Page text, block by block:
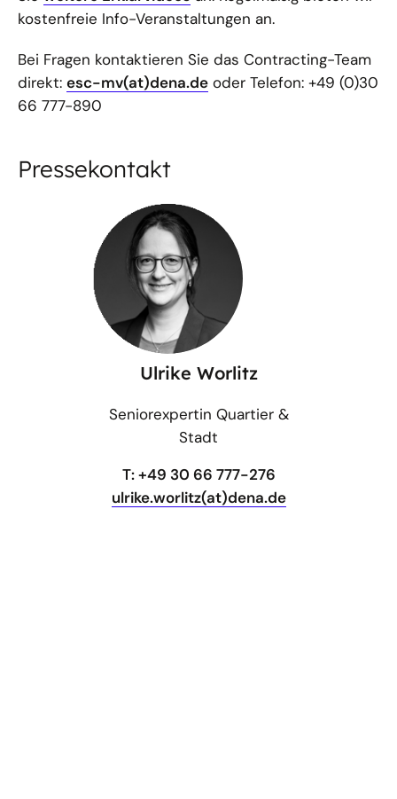
kostenfreie Info-Veranstaltungen an.
Bei Fragen kontaktieren Sie das Contracting-Team
direkt: esc-mv(at)dena.de oder Telefon: +49 (0)30
66 777-890
Pressekontakt
Ulrike Worlitz
Seniorexpertin Quartier &
Stadt
T: +49 30 66 777-276
ulrike.worlitz(at)dena.de